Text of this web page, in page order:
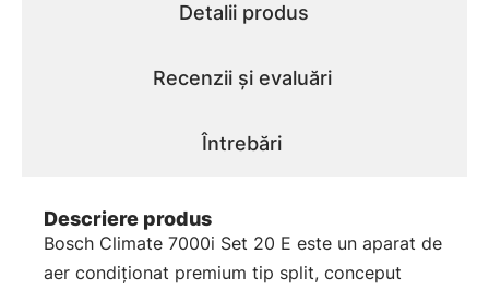
Detalii produs
Recenzii și evaluări
Întrebări
Descriere produs
Bosch Climate 7000i Set 20 E este un aparat de
aer condiționat premium tip split, conceput